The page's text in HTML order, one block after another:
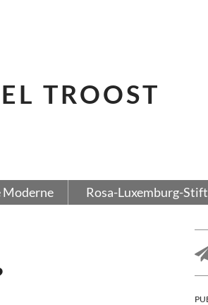
TROOST
Rosa-Luxemburg-